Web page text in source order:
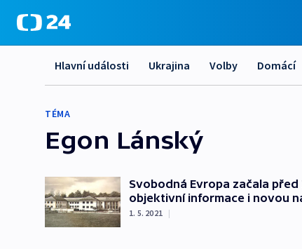
Hlavní události Ukrajina Volby Domácí
TÉMA
Egon Lánský
Svobodná Evropa začala
objektivní informace i novou
1. 5. 2021 |